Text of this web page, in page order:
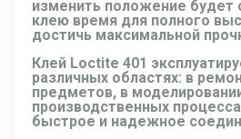
изменить положение будет
клею время для полного
достичь максимальной
Клей Loctite 401
различных областях: в
предметов, в
производственных
быстрое и надежное